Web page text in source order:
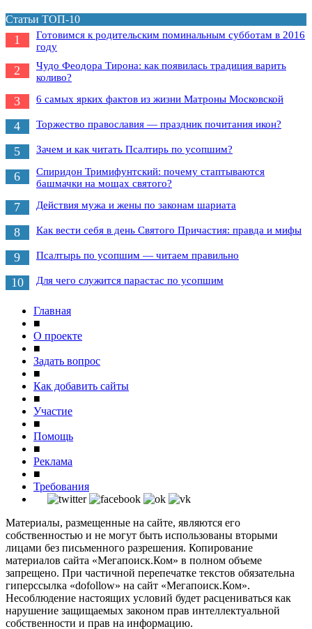
Статьи ТОП-10
1
Готовимся к родительским поминальным субботам в 2016
году
2
Чудо Феодора Тирона: как появилась традиция варить
коливо?
3 6 самых ярких фактов из жизни Матроны Московской
4 Торжество православия — праздник почитания икон?
5 Зачем и как читать Псалтирь по усопшим?
6
Спиридон Тримифунтский: почему стаптываются
башмачки на мощах святого?
7 Действия мужа и жены по законам шариата
8 Как вести себя в день Святого Причастия: правда и мифы
9 Псалтырь по усопшим — читаем правильно
10 Для чего служится парастас по усопшим
Главная
■
О проекте
■
Задать вопрос
■
Как добавить сайты
■
Участие
■
Помощь
■
Реклама
■
Требования
Материалы, размещенные на сайте, являются его
собственностью и не могут быть использованы вторыми
лицами без письменного разрешения. Копирование
материалов сайта «Мегапоиск.Ком» в полном объеме
запрещено. При частичной перепечатке текстов обязательна
гиперссылка «dofollow» на сайт «Мегапоиск.Ком».
Несоблюдение настоящих условий будет расцениваться как
нарушение защищаемых законом прав интеллектуальной
собственности и прав на информацию.